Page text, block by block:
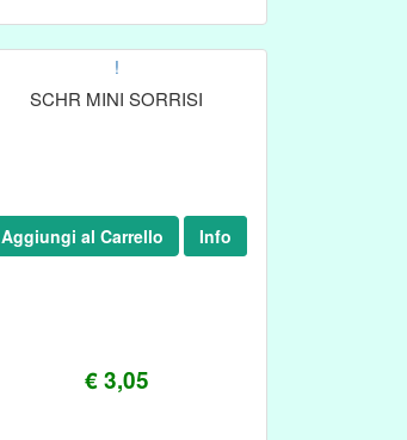
!
SCHR MINI SORRISI
€ 3,05
Aggiungi al Carrello Info